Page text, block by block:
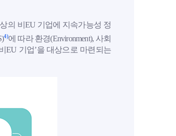
의 비EU 기업에 지속가능성 정
4)에 따라 환경(Environment), 사회
EU 기업’을 대상으로 마련되는